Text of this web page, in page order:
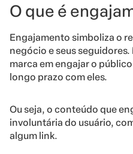
O que é
Engajamento simboliza o
negócio e seus
marca em engajar o
longo prazo com eles.
Ou seja, o conteúdo que
involuntária do usuário,
algum link.